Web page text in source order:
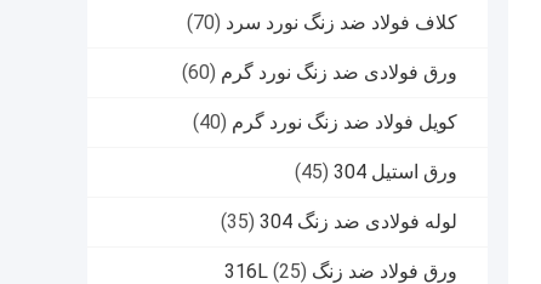
کلاف فولاد ضد زنگ نورد سرد (70)
ورق فولادی ضد زنگ نورد گرم (60)
کویل فولاد ضد زنگ نورد گرم (40)
ورق استیل 304 (45)
لوله فولادی ضد زنگ 304 (35)
ورق فولاد ضد زنگ 316L (25)